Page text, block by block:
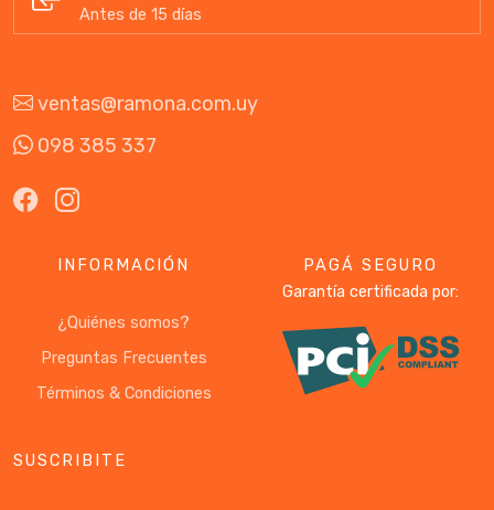
Antes de 15 días
ventas@ramona.com.uy
098 385 337
INFORMACIÓN
¿Quiénes somos?
Preguntas Frecuentes
Términos & Condiciones
PAGÁ SEGURO
Garantía certificada por:
SUSCRIBITE